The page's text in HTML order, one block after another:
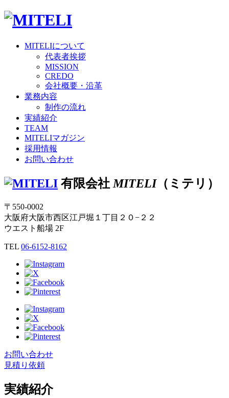
MITELIについて
代表者挨拶
MISSION
CREDO
会社概要・沿革
業務内容
制作の流れ
実績紹介
TEAM
MITELIマガジン
採用情報
お問い合わせ
有限会社 MITELI（ミテリ）
〒550-0002
大阪府大阪市西区江戸堀１丁目２０−２２
ウエスト船場 2F
TEL 06-6152-8162
お問い合わせ
見積り依頼
実績紹介